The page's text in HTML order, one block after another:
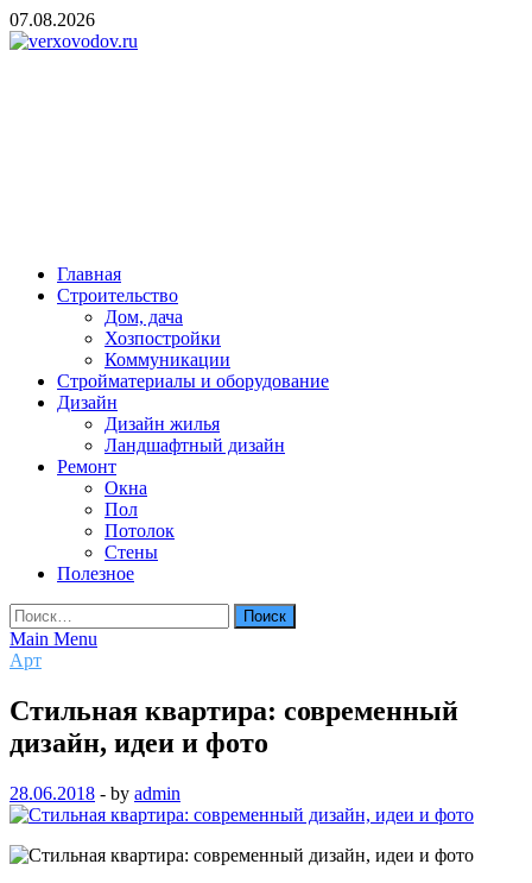
Skip
to
07.08.2026
Главная
Строительство
Дом, дача
Хозпостройки
Коммуникации
Стройматериалы и оборудование
Дизайн
Дизайн жилья
Ландшафтный дизайн
Ремонт
Окна
Пол
Потолок
Стены
Полезное
Найти:
Main Menu
Арт
Стильная квартира: современный
дизайн, идеи и фото
28.06.2018 - by admin